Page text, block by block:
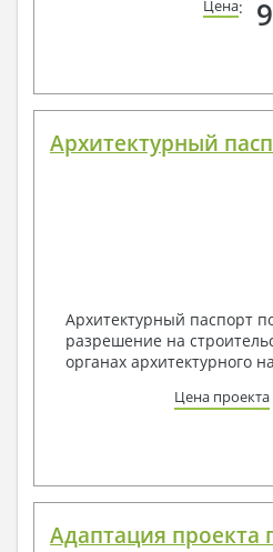
Цена:
Архитектурный
Архитектурный паспорт
разрешение на
органах архитектурного
Цена проекта
Адаптация проекта